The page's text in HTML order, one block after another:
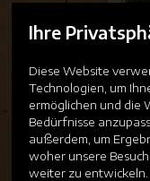
Ihre
Diese Website
Technologien, um
ermöglichen und die
Bedürfnisse
außerdem, um
woher unsere
weiter zu entwickeln.